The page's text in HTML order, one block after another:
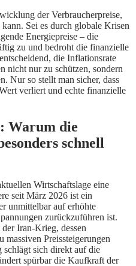
der Verbraucherpreise,
Sei es durch globale Krisen
Energiepreise – die
zu und bedroht die finanzielle
die Inflationsrate
nicht nur zu schützen, sondern
Nur so stellt man sicher, dass
verliert und echte finanzielle
Warum die
schnell
Wirtschaftslage eine
seit März 2026 ist ein
unmittelbar auf erhöhte
zurückzuführen ist.
Iran-Krieg, dessen
Preissteigerungen
sich direkt auf die
spürbar die Kaufkraft der